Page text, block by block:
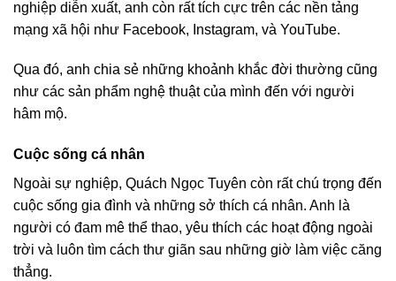
nghiệp diễn xuất, anh còn rất tích cực trên các nền tảng
mạng xã hội như Facebook, Instagram, và YouTube.
Qua đó, anh chia sẻ những khoảnh khắc đời thường cũng
như các sản phẩm nghệ thuật của mình đến với người
hâm mộ.
Cuộc sống cá nhân
Ngoài sự nghiệp, Quách Ngọc Tuyên còn rất chú trọng đến
cuộc sống gia đình và những sở thích cá nhân. Anh là
người có đam mê thể thao, yêu thích các hoạt động ngoài
trời và luôn tìm cách thư giãn sau những giờ làm việc căng
thẳng.